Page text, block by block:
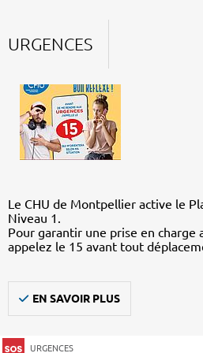
URGENCES
Le CHU de Montpellier active le
Niveau 1.
Pour garantir une prise en charge
appelez le 15 avant tout
EN SAVOIR PLUS
URGENCES